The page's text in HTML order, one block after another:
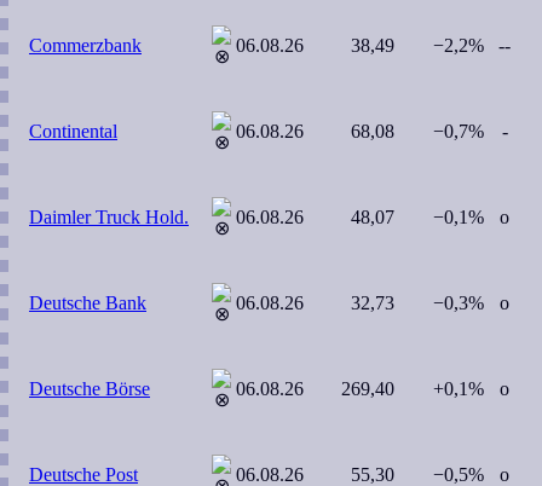
Commerzbank 06.08.26 38,49 −2,2% --
Continental 06.08.26 68,08 −0,7% -
Daimler Truck Hold. 06.08.26 48,07 −0,1% o
Deutsche Bank 06.08.26 32,73 −0,3% o
Deutsche Börse 06.08.26 269,40 +0,1% o
Deutsche Post 06.08.26 55,30 −0,5% o